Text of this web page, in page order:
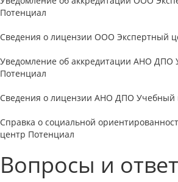
Потенциал
Сведения о лицензии ООО Экспертный
Уведомление об аккредитации АНО ДПО
Потенциал
Сведения о лицензии АНО ДПО Учебный
Справка о социальной
центр Потенциал
Вопросы и